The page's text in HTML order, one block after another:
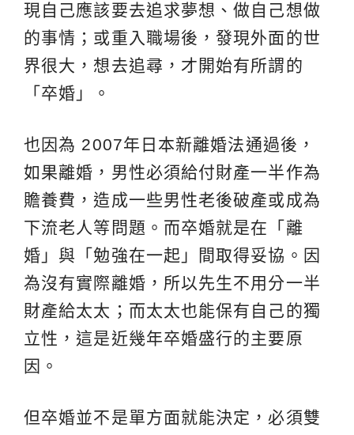
現自己應該要去追求夢想、做自己想做
的事情；或重入職場後，發現外面的世
界很大，想去追尋，才開始有所謂的
「卒婚」。
也因為 2007年日本新離婚法通過後，
如果離婚，男性必須給付財產一半作為
贍養費，造成一些男性老後破產或成為
下流老人等問題。而卒婚就是在「離
婚」與「勉強在一起」間取得妥協。因
為沒有實際離婚，所以先生不用分一半
財產給太太；而太太也能保有自己的獨
立性，這是近幾年卒婚盛行的主要原
因。
但卒婚並不是單方面就能決定，必須雙